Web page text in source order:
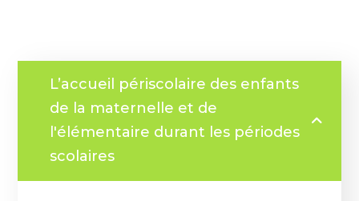
L’accueil périscolaire des enfants
de la maternelle et de
l'élémentaire durant les périodes
scolaires